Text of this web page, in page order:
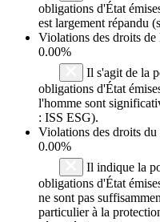
obligations d'État
est largement répandu
Violations des droits de
0.00%
Il s'agit de la
obligations d'État
l'homme sont
: ISS ESG).
Violations des droits du
0.00%
Il indique la
obligations d'État
ne sont pas
particulier à la